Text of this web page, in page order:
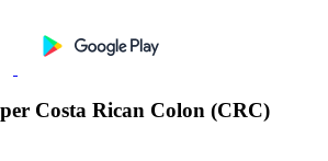
Costa Rican Colon (CRC)